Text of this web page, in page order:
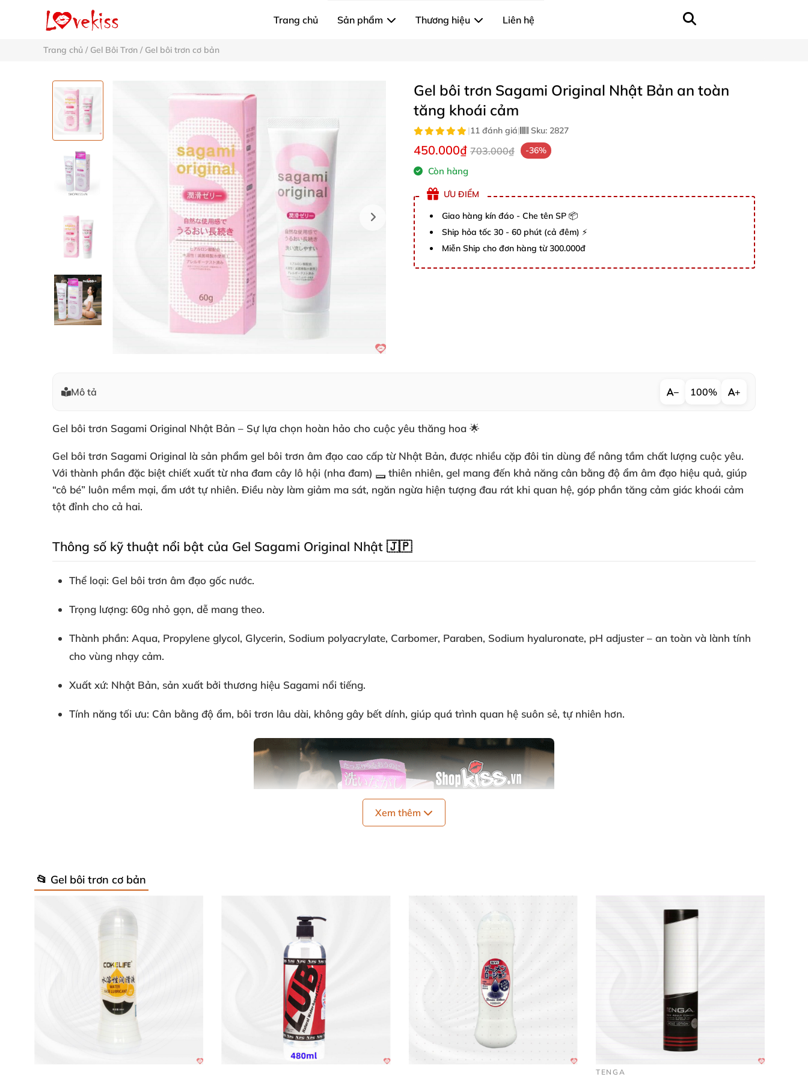
Trang chủ Sản phẩm Thương hiệu Liên hệ
Trang chủ / Gel Bôi Trơn / Gel bôi trơn cơ bản
Gel bôi trơn Sagami Original Nhật Bản an toàn
tăng khoái cảm
|11 đánh giá| Sku: 2827
450.000₫ 703.000₫ -36%
Còn hàng
ƯU ĐIỂM
Giao hàng kín đáo - Che tên SP 📦
Ship hỏa tốc 30 - 60 phút (cả đêm) ⚡
Miễn Ship cho đơn hàng từ 300.000đ
Mô tả − 100% +
Gel bôi trơn Sagami Original Nhật Bản – Sự lựa chọn hoàn hảo cho cuộc yêu thăng hoa 🌟
Gel bôi trơn Sagami Original là sản phẩm gel bôi trơn âm đạo cao cấp từ Nhật Bản, được nhiều cặp đôi tin dùng để nâng tầm chất lượng cuộc yêu.
Với thành phần đặc biệt chiết xuất từ nha đam cây lô hội (nha đam)
thiên nhiên, gel mang đến khả năng cân bằng độ ẩm âm đạo hiệu quả, giúp
“cô bé” luôn mềm mại, ẩm ướt tự nhiên. Điều này làm giảm ma sát, ngăn ngừa hiện tượng đau rát khi quan hệ, góp phần tăng cảm giác khoái cảm
tột đỉnh cho cả hai.
Thông số kỹ thuật nổi bật của Gel Sagami Original Nhật 🇯🇵
Thể loại: Gel bôi trơn âm đạo gốc nước.
Trọng lượng: 60g nhỏ gọn, dễ mang theo.
Thành phần: Aqua, Propylene glycol, Glycerin, Sodium polyacrylate, Carbomer, Paraben, Sodium hyaluronate, pH adjuster – an toàn và lành tính
cho vùng nhạy cảm.
Xuất xứ: Nhật Bản, sản xuất bởi thương hiệu Sagami nổi tiếng.
Tính năng tối ưu: Cân bằng độ ẩm, bôi trơn lâu dài, không gây bết dính, giúp quá trình quan hệ suôn sẻ, tự nhiên hơn.
Xem thêm
📂 Gel bôi trơn cơ bản
TENGA